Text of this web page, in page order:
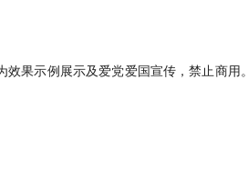
果示例展示及爱党爱国宣传，禁止商用。